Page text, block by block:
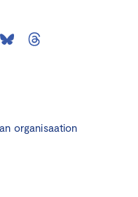
organisaation